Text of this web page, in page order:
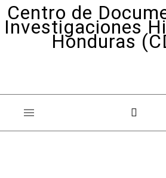
Centro de
Investigaciones
Honduras